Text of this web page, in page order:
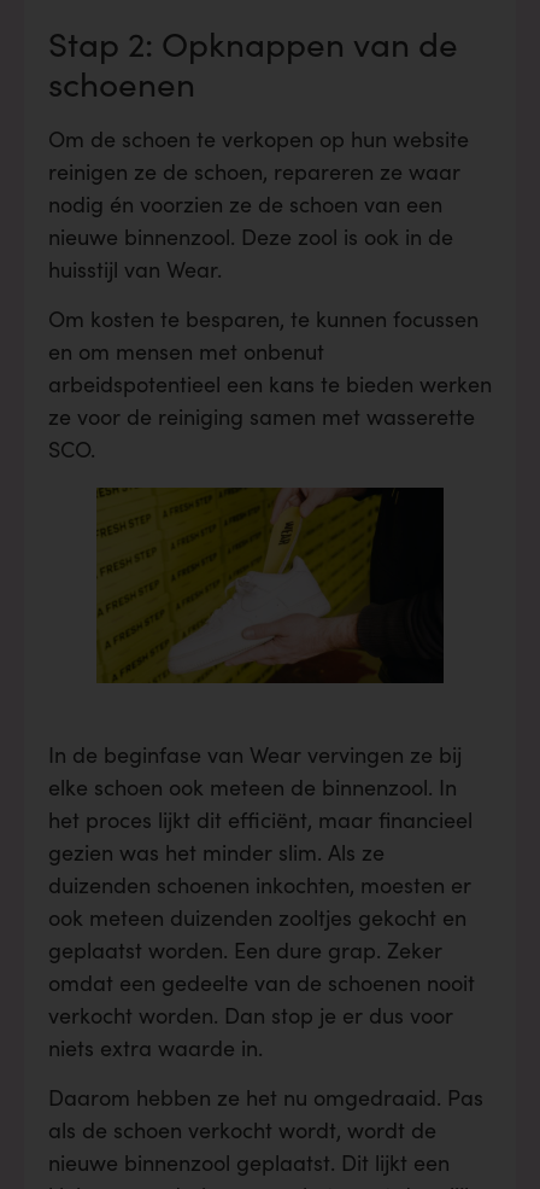
Stap 2: Opknappen van de
schoenen
Om de schoen te verkopen op hun website
reinigen ze de schoen, repareren ze waar
nodig én voorzien ze de schoen van een
nieuwe binnenzool. Deze zool is ook in de
huisstijl van Wear.
Om kosten te besparen, te kunnen focussen
en om mensen met onbenut
arbeidspotentieel een kans te bieden werken
ze voor de reiniging samen met wasserette
SCO.
In de beginfase van Wear vervingen ze bij
elke schoen ook meteen de binnenzool. In
het proces lijkt dit efficiënt, maar financieel
gezien was het minder slim. Als ze
duizenden schoenen inkochten, moesten er
ook meteen duizenden zooltjes gekocht en
geplaatst worden. Een dure grap. Zeker
omdat een gedeelte van de schoenen nooit
verkocht worden. Dan stop je er dus voor
niets extra waarde in.
Daarom hebben ze het nu omgedraaid. Pas
als de schoen verkocht wordt, wordt de
nieuwe binnenzool geplaatst. Dit lijkt een